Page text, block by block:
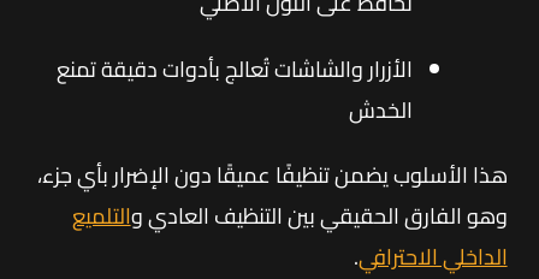
الأزرار والشاشات تُعالج بأدوات دقيقة تمنع
الخدش
هذا الأسلوب يضمن تنظيفًا عميقًا دون الإضرار بأي جزء،
وهو الفارق الحقيقي بين التنظيف العادي والتلميع
الداخلي الاحترافي.